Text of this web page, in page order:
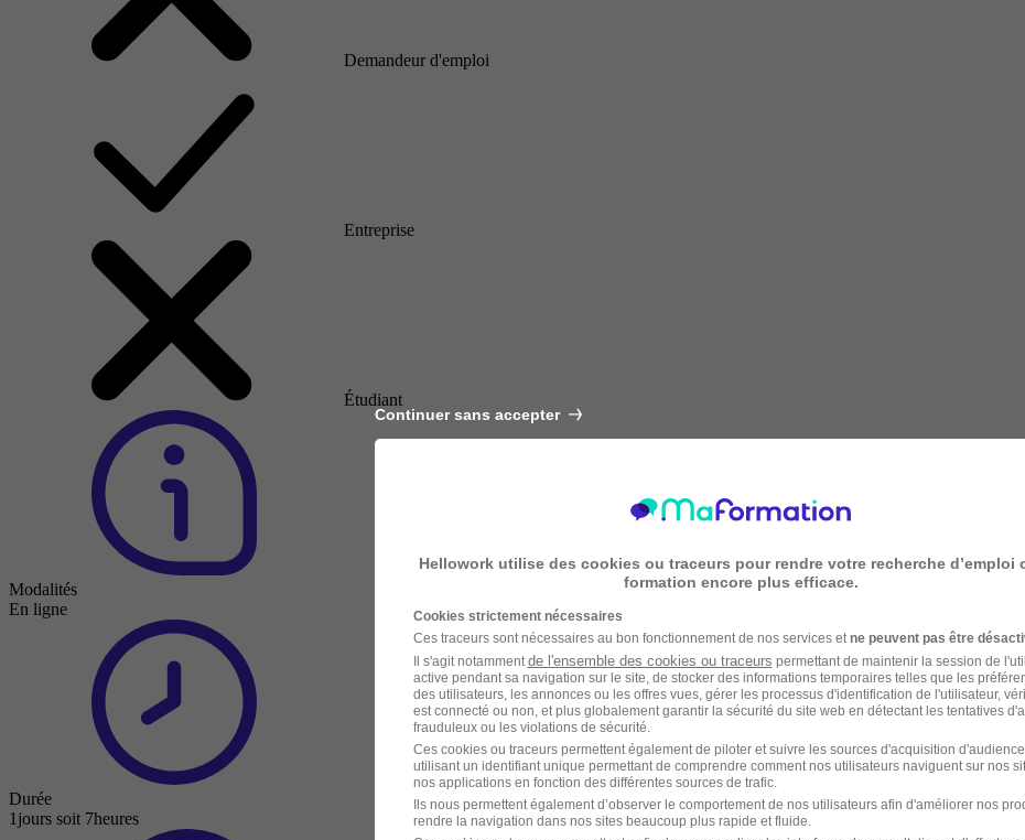
Demandeur d'emploi
Entreprise
Étudiant
Modalités
En ligne
Durée
1jours soit 7heures
Continuer sans accepter
Hellowork utilise des cookies ou traceurs pour rendre votre recherche d’emploi
formation encore plus efficace.
Cookies strictement nécessaires
Ces traceurs sont nécessaires au bon fonctionnement de nos services et ne peuvent pas être
Il s'agit notamment de l'ensemble des cookies ou traceurs permettant de maintenir la session de
active pendant sa navigation sur le site, de stocker des informations temporaires telles que les
des utilisateurs, les annonces ou les offres vues, gérer les processus d'identification de l'utilisateur,
est connecté ou non, et plus globalement garantir la sécurité du site web en détectant les tentatives
frauduleux ou les violations de sécurité.
Ces cookies ou traceurs permettent également de piloter et suivre les sources d'acquisition
utilisant un identifiant unique permettant de comprendre comment nos utilisateurs naviguent sur nos
nos applications en fonction des différentes sources de trafic.
Ils nous permettent également d’observer le comportement de nos utilisateurs afin d'améliorer nos
rendre la navigation dans nos sites beaucoup plus rapide et fluide.